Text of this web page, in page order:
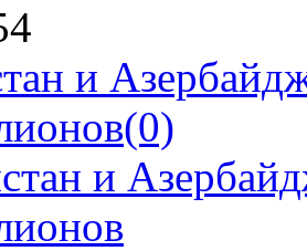
и
(0)